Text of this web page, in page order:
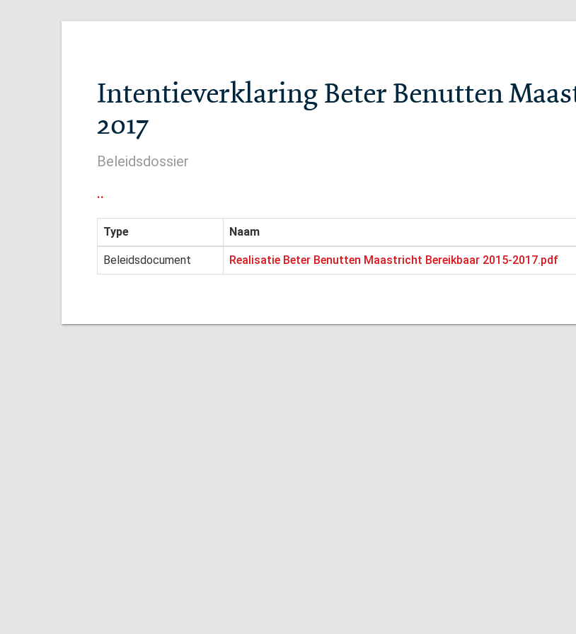
Intentieverklaring Beter Benutten
2017
Beleidsdossier
..
Type Naam
Beleidsdocument Realisatie Beter Benutten Maastricht Bereikbaar 2015-2017.pdf